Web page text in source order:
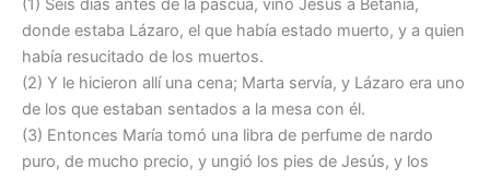
(1) Seis días antes de la pascua, vino Jesús a Betania,
donde estaba Lázaro, el que había estado muerto, y a quien
había resucitado de los muertos.
(2) Y le hicieron allí una cena; Marta servía, y Lázaro era uno
de los que estaban sentados a la mesa con él.
(3) Entonces María tomó una libra de perfume de nardo
puro, de mucho precio, y ungió los pies de Jesús, y los